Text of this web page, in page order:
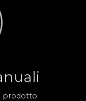
prodotto